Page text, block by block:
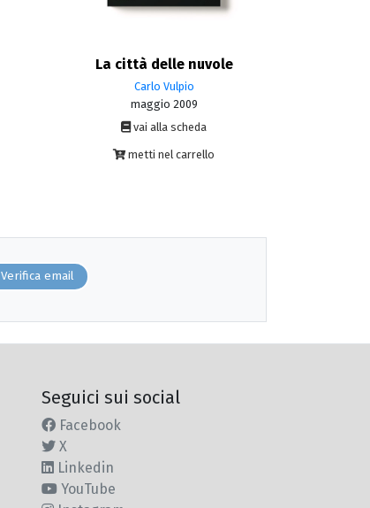
La città delle nuvole
Carlo Vulpio
maggio 2009
vai alla scheda
metti nel carrello
Verifica email
Seguici sui social
Facebook
X
Linkedin
YouTube